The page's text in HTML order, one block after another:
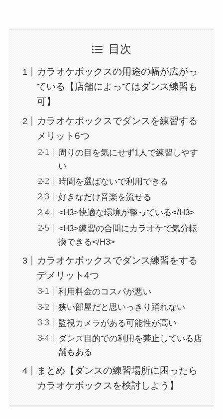
目次
カラオケボックスの用途の幅が広がっ
ている【店舗によってはダンス練習も
可】
カラオケボックスでダンスを練習する
メリット6つ
周りの目を気にせず1人で練習しやす
い
時間を選ばないで利用できる
好きなだけ音楽を流せる
<H3>快適な環境が整っている</H3>
<H3>練習の合間にカラオケで気分転
換できる</H3>
カラオケボックスでダンス練習をする
デメリット4つ
利用料金のコスパが悪い
狭い部屋だと思いっきり踊れない
監視カメラがある可能性が高い
ダンス目的での利用を禁止している店
舗もある
まとめ【ダンスの練習場所に困ったら
カラオケボックスを検討しよう】